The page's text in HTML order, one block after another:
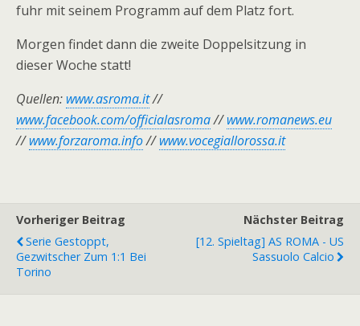
fuhr mit seinem Programm auf dem Platz fort.
Morgen findet dann die zweite Doppelsitzung in
dieser Woche statt!
Quellen: www.asroma.it//
www.facebook.com/officialasroma//www.romanews.eu
//www.forzaroma.info//www.vocegiallorossa.it
Vorheriger Beitrag
Serie Gestoppt,
Gezwitscher Zum 1:1 Bei
Torino
Nächster Beitrag
[12. Spieltag] AS ROMA - US
Sassuolo Calcio